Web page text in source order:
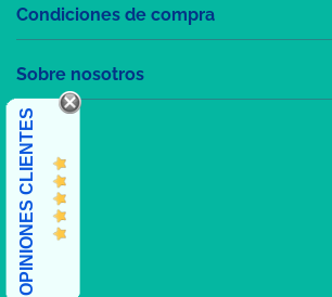
Condiciones de compra
Sobre nosotros
OPINIONES CLIENTES